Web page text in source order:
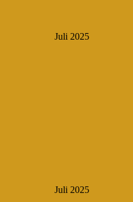
Juli 2025
Juli 2025